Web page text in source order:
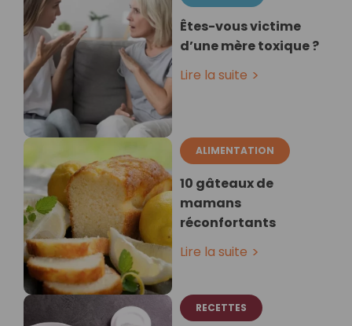
Êtes-vous victime
d’une mère toxique ?
Lire la suite
ALIMENTATION
10 gâteaux de
mamans
réconfortants
Lire la suite
RECETTES